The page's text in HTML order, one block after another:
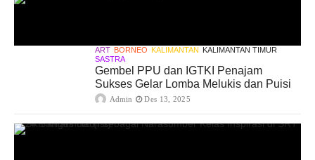
ART BORNEO KALIMANTAN KALIMANTAN TIMUR
SASTRA
Gembel PPU dan IGTKI Penajam
Sukses Gelar Lomba Melukis dan Puisi
Admin Des 13, 2025